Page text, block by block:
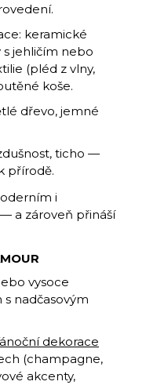
keramické
s jehličím nebo
(pléd z vlny,
koše.
dřevo, jemné
ticho —
přírodě.
i
a zároveň přináší
vysoce
nadčasovým
dekorace
(champagne,
akcenty,